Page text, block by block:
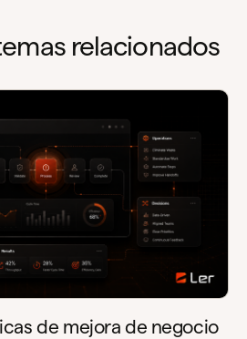
relacionados
de mejora de negocio